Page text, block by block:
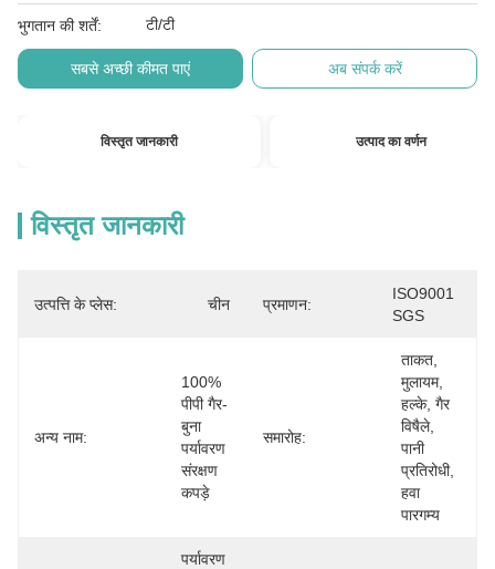
भुगतान की शर्तें: टी/टी
सबसे अच्छी कीमत पाएं अब संपर्क करें
विस्तृत जानकारी उत्पाद का वर्णन
विस्तृत जानकारी
उत्पत्ति के प्लेस: चीन प्रमाणन:
ISO9001
SGS
अन्य नाम:
100%
पीपी गैर-
बुना
पर्यावरण
संरक्षण
कपड़े
समारोह:
ताकत,
मुलायम,
हल्के, गैर
विषैले,
पानी
प्रतिरोधी,
हवा
पारगम्य
पर्यावरण